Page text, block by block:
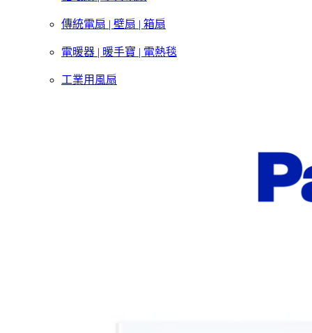
傳統電扇 | 壁扇 | 箱扇
電暖器 | 暖手寶 | 電熱毯
工業用風扇